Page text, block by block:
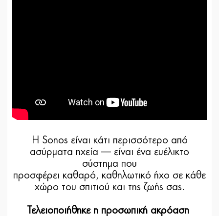
Η Sonos είναι κάτι περισσότερο από
ασύρματα ηχεία — είναι ένα ευέλικτο
σύστημα που
προσφέρει καθαρό, καθηλωτικό ήχο σε κάθε
χώρο του σπιτιού και της ζωής σας.
Τελειοποιήθηκε η προσωπική ακρόαση